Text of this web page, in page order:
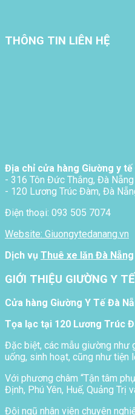
THÔNG TIN LIÊN HỆ
Địa chỉ cửa hàng Giường y tế
- 316 Tôn Đức Thắng, Đà Nẵng
- 120 Lương Trúc Đàm, Đà
Điện thoại: 093 505 7074
Website: Giuongytedanang.vn
Dịch vụ Thuê xe lăn Đà Nẵng
GIỚI THIỆU GIƯỜNG Y
Cửa hàng Giường Y Tế Đà
Tọa lạc tại 120 Lương Trúc
Đặc biệt, các mẫu giường như
uống, sinh hoạt, cũng như tiện
Với phương châm “Tận tâm
Định, Phú Yên, Huế, Quảng Trị
Đội ngũ nhân viên chuyên